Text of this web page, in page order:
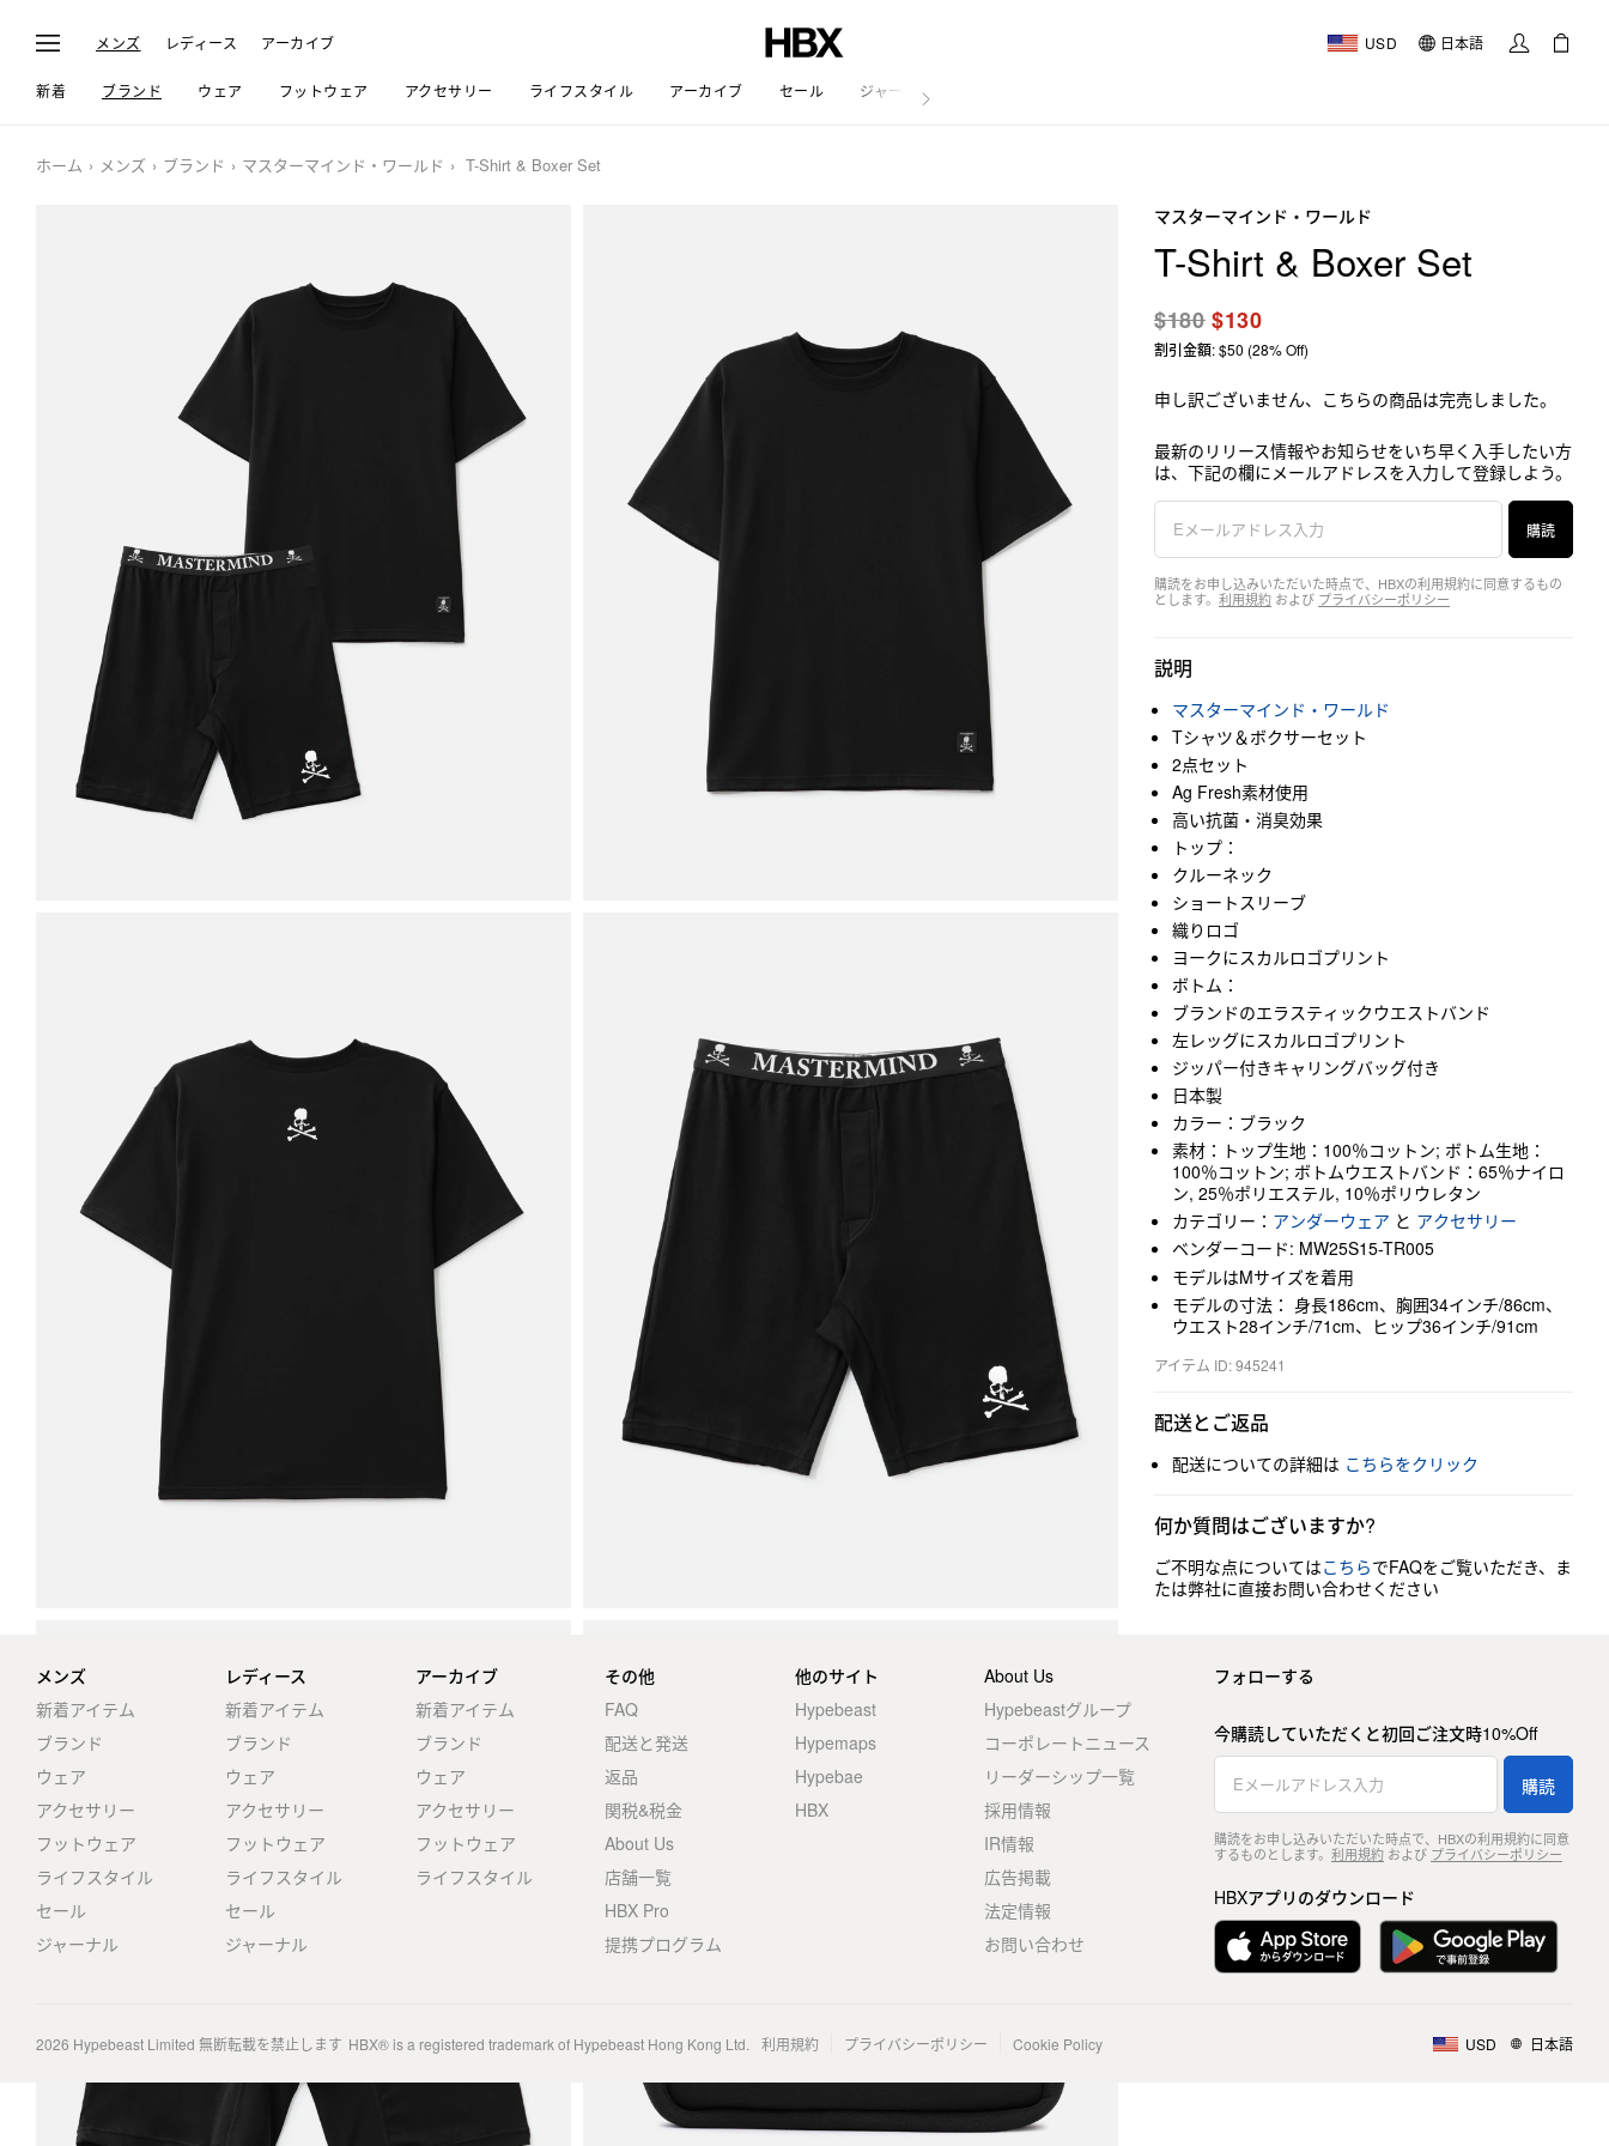
メンズ レディース アーカイブ USD 日本語
新着 ブランド ウェア フットウェア アクセサリー ライフスタイル アーカイブ セール ジャーナル
ホーム メンズ ブランド マスターマインド・ワールド T-Shirt & Boxer Set
マスターマインド・ワールド
T-Shirt & Boxer Set
$180$130
割引金額: $50 (28% Off)
申し訳ございません、こちらの商品は完売しました。
最新のリリース情報やお知らせをいち早く入手したい方
は、下記の欄にメールアドレスを入力して登録しよう。
購読
購読をお申し込みいただいた時点で、HBXの利用規約に同意するもの
とします。 利用規約 および プライバシーポリシー
説明
マスターマインド・ワールド
Tシャツ＆ボクサーセット
2点セット
Ag Fresh素材使用
高い抗菌・消臭効果
トップ：
クルーネック
ショートスリーブ
織りロゴ
ヨークにスカルロゴプリント
ボトム：
ブランドのエラスティックウエストバンド
左レッグにスカルロゴプリント
ジッパー付きキャリングバッグ付き
日本製
カラー：ブラック
素材：トップ生地：100％コットン; ボトム生地：
100％コットン; ボトムウエストバンド：65％ナイロ
ン, 25％ポリエステル, 10％ポリウレタン
カテゴリー： アンダーウェア と アクセサリー
ベンダーコード: MW25S15-TR005
モデルはMサイズを着用
モデルの寸法： 身長186cm、胸囲34インチ/86cm、
ウエスト28インチ/71cm、ヒップ36インチ/91cm
アイテム ID: 945241
配送とご返品
配送についての詳細は こちらをクリック
何か質問はございますか?
ご不明な点についてはこちらでFAQをご覧いただき、ま
たは弊社に直接お問い合わせください
メンズ
新着アイテム
ブランド
ウェア
アクセサリー
フットウェア
ライフスタイル
セール
ジャーナル
レディース
新着アイテム
ブランド
ウェア
アクセサリー
フットウェア
ライフスタイル
セール
ジャーナル
アーカイブ
新着アイテム
ブランド
ウェア
アクセサリー
フットウェア
ライフスタイル
その他
FAQ
配送と発送
返品
関税&税金
About Us
店舗一覧
HBX Pro
提携プログラム
他のサイト
Hypebeast
Hypemaps
Hypebae
HBX
About Us
Hypebeastグループ
コーポレートニュース
リーダーシップ一覧
採用情報
IR情報
広告掲載
法定情報
お問い合わせ
フォローする
今購読していただくと初回ご注文時10%Off
購読
購読をお申し込みいただいた時点で、HBXの利用規約に同意
するものとします。 利用規約および プライバシーポリシー
HBXアプリのダウンロード
2026 Hypebeast Limited 無断転載を禁止します HBX® is a registered trademark of Hypebeast Hong Kong Ltd. 利用規約 プライバシーポリシー Cookie Policy USD 日本語